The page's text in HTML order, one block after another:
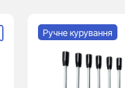
Ручне курування